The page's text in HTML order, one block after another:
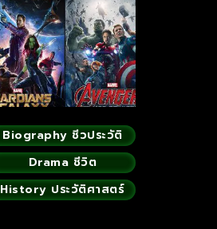
Biography ชีวประวัติ
Drama ชีวิต
History ประวัติศาสตร์